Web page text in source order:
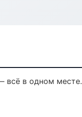
всё в одном месте.